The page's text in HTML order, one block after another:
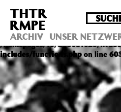
Deprecated : Die Funktion
Version 4.4.0 veraltet! Verwende
get_permalink(). in
/homepages/10/d43051023/
includes/functions.phpon line
THTR
RMPE
ARCHIV UNSER